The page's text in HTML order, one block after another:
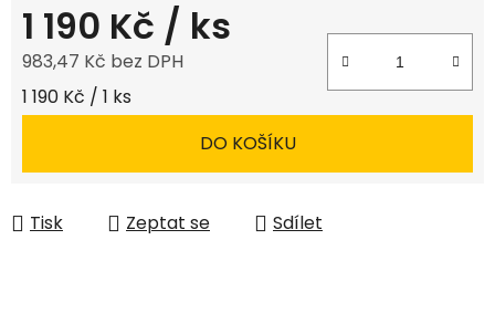
1 190 Kč / ks
983,47 Kč bez DPH
Měrná cena:
1 190 Kč / 1 ks
DO KOŠÍKU
Tisk Zeptat se Sdílet